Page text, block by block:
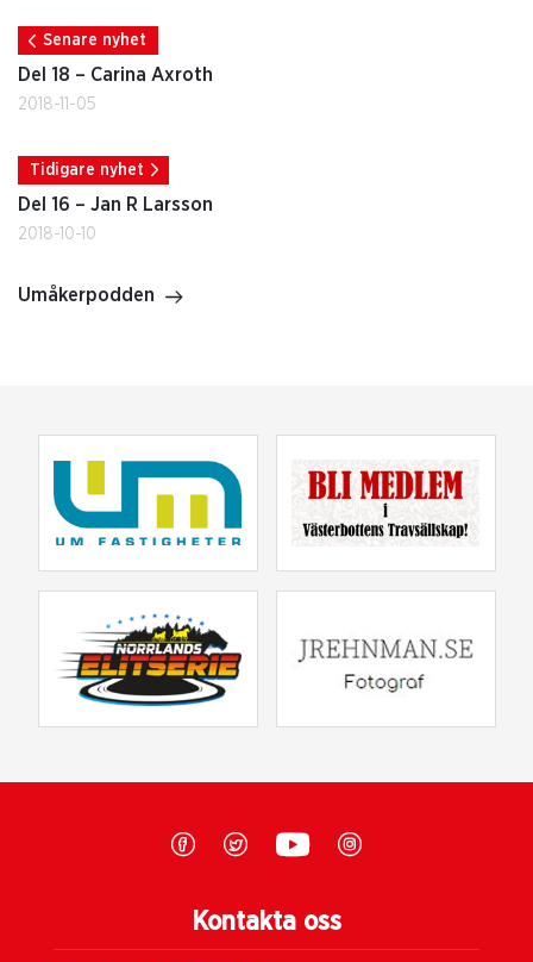
Senare nyhet
Del 18 – Carina Axroth
2018-11-05
Tidigare nyhet
Del 16 – Jan R Larsson
2018-10-10
Umåkerpodden
Kontakta oss